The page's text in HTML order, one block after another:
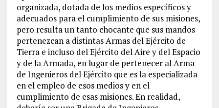
organizada, dotada de los medios específicos y
adecuados para el cumplimiento de sus misiones,
pero resulta un tanto chocante que sus mandos
pertenezcan a distintas Armas del Ejército de
Tierra e incluso del Ejército del Aire y del Espacio
y de la Armada, en lugar de pertenecer al Arma
de Ingenieros del Ejército que es la especializada
en el empleo de esos medios y en el
cumplimiento de esas misiones. En realidad,